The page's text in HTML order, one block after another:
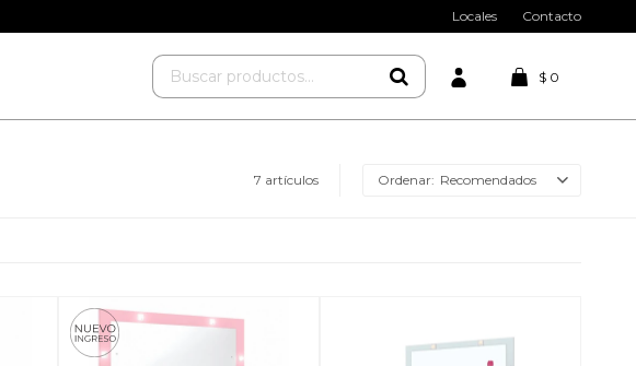
$ 0
Locales Contacto
7 artículos Recomendados